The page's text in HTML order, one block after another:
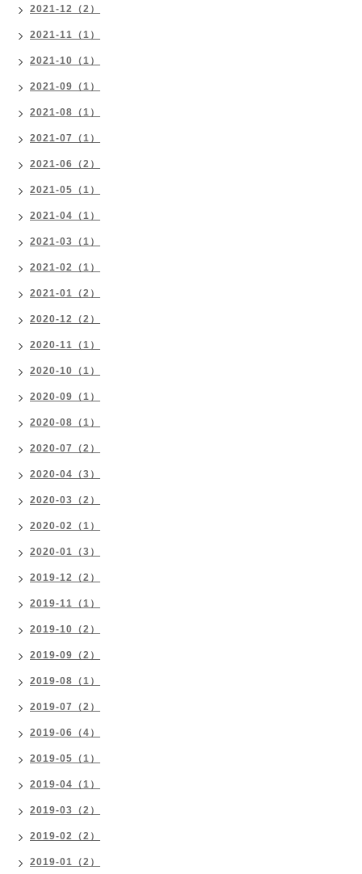
2021-12（2）
2021-11（1）
2021-10（1）
2021-09（1）
2021-08（1）
2021-07（1）
2021-06（2）
2021-05（1）
2021-04（1）
2021-03（1）
2021-02（1）
2021-01（2）
2020-12（2）
2020-11（1）
2020-10（1）
2020-09（1）
2020-08（1）
2020-07（2）
2020-04（3）
2020-03（2）
2020-02（1）
2020-01（3）
2019-12（2）
2019-11（1）
2019-10（2）
2019-09（2）
2019-08（1）
2019-07（2）
2019-06（4）
2019-05（1）
2019-04（1）
2019-03（2）
2019-02（2）
2019-01（2）